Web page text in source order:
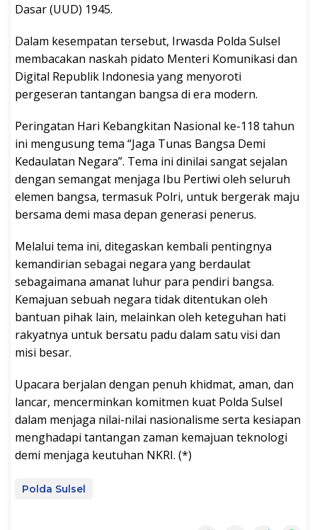
Dasar (UUD) 1945.
Dalam kesempatan tersebut, Irwasda Polda Sulsel
membacakan naskah pidato Menteri Komunikasi dan
Digital Republik Indonesia yang menyoroti
pergeseran tantangan bangsa di era modern.
Peringatan Hari Kebangkitan Nasional ke-118 tahun
ini mengusung tema “Jaga Tunas Bangsa Demi
Kedaulatan Negara”. Tema ini dinilai sangat sejalan
dengan semangat menjaga Ibu Pertiwi oleh seluruh
elemen bangsa, termasuk Polri, untuk bergerak maju
bersama demi masa depan generasi penerus.
Melalui tema ini, ditegaskan kembali pentingnya
kemandirian sebagai negara yang berdaulat
sebagaimana amanat luhur para pendiri bangsa.
Kemajuan sebuah negara tidak ditentukan oleh
bantuan pihak lain, melainkan oleh keteguhan hati
rakyatnya untuk bersatu padu dalam satu visi dan
misi besar.
Upacara berjalan dengan penuh khidmat, aman, dan
lancar, mencerminkan komitmen kuat Polda Sulsel
dalam menjaga nilai-nilai nasionalisme serta kesiapan
menghadapi tantangan zaman kemajuan teknologi
demi menjaga keutuhan NKRI. (*)
Polda Sulsel